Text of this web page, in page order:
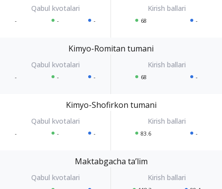
- - - 68 -
Kimyo-Romitan tumani
- - - 68 -
Kimyo-Shofirkon tumani
- - - 83.6 -
Maktabgacha taʼlim